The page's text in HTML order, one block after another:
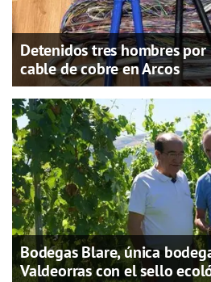
Detenidos tres hombres
cable de cobre en Arcos
Bodegas Blare, única
Valdeorras con el sello